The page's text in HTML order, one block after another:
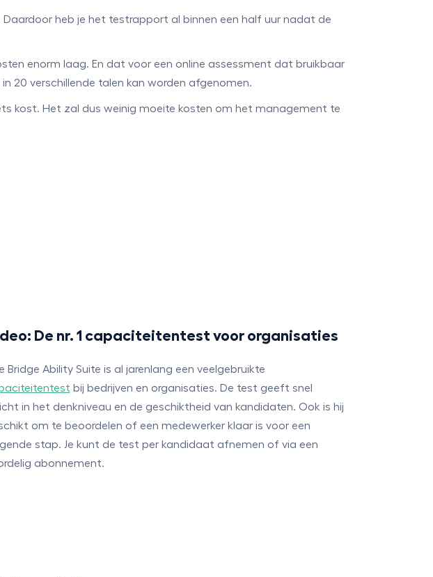
heb je het testrapport al binnen een half uur nadat de
enorm laag. En dat voor een online assessment dat bruikbaar
20 verschillende talen kan worden afgenomen.
kost. Het zal dus weinig moeite kosten om het management te
De nr. 1 capaciteitentest voor organisaties
Bridge Ability Suite is al jarenlang een veelgebruikte
bij bedrijven en organisaties. De test geeft snel
in het denkniveau en de geschiktheid van kandidaten. Ook is hij
om te beoordelen of een medewerker klaar is voor een
stap. Je kunt de test per kandidaat afnemen of via een
abonnement.